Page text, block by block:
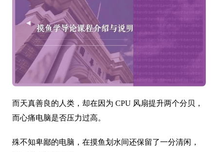
而天真善良的人类，却在因为 CPU 风扇提升两个分贝，
而心痛电脑是否压力过高。
殊不知卑鄙的电脑，在摸鱼划水间还保留了一分清闲，